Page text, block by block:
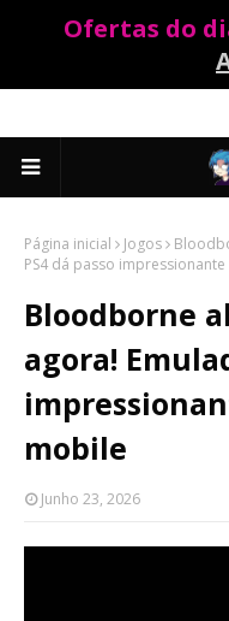
Ofertas do
Página inicial Jogos
PS4 dá passo
Bloodborne
agora!
mobile
Junho 23, 2026